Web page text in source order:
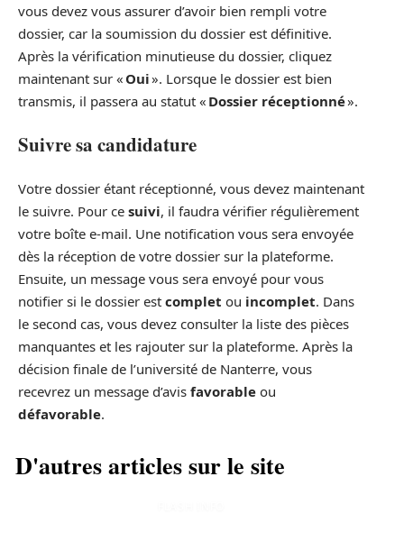
vous devez vous assurer d’avoir bien rempli votre
dossier, car la soumission du dossier est définitive.
Après la vérification minutieuse du dossier, cliquez
maintenant sur « Oui». Lorsque le dossier est bien
transmis, il passera au statut « Dossier réceptionné».
Suivre sa candidature
Votre dossier étant réceptionné, vous devez maintenant
le suivre. Pour ce suivi, il faudra vérifier régulièrement
votre boîte e-mail. Une notification vous sera envoyée
dès la réception de votre dossier sur la plateforme.
Ensuite, un message vous sera envoyé pour vous
notifier si le dossier est complet ou incomplet. Dans
le second cas, vous devez consulter la liste des pièces
manquantes et les rajouter sur la plateforme. Après la
décision finale de l’université de Nanterre, vous
recevrez un message d’avis favorable ou
défavorable.
D'autres articles sur le site